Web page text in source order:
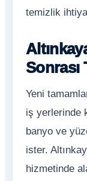
temizlik
Sonrası
Yeni
iş yerlerinde
banyo ve
ister.
hizmetinde